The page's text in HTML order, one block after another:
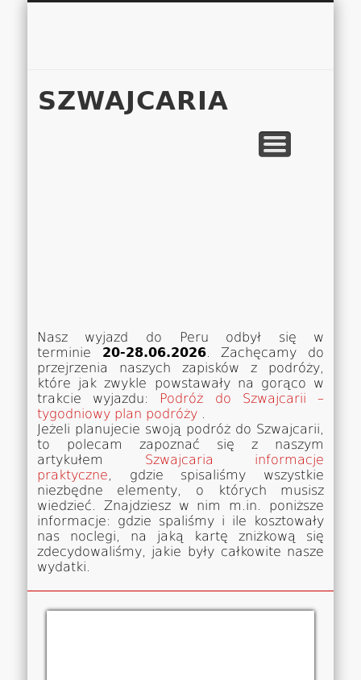
O NAS
EUROPA A-M
EUROPA N-Z
AZJA
AFRYKA
AMERYKA
OCEANIA
MAPA
WSPÓŁPRACA
KONTAKT
SZWAJCARIA
Nasz wyjazd do Peru odbył się w
terminie 20-28.06.2026. Zachęcamy do
przejrzenia naszych zapisków z podróży,
które jak zwykle powstawały na gorąco w
trakcie wyjazdu: Podróż do Szwajcarii –
tygodniowy plan podróży.
Jeżeli planujecie swoją podróż do Szwajcarii,
to polecam zapoznać się z naszym
artykułem Szwajcaria informacje
praktyczne, gdzie spisaliśmy wszystkie
niezbędne elementy, o których musisz
wiedzieć. Znajdziesz w nim m.in. poniższe
informacje: gdzie spaliśmy i ile kosztowały
nas noclegi, na jaką kartę zniżkową się
zdecydowaliśmy, jakie były całkowite nasze
wydatki.